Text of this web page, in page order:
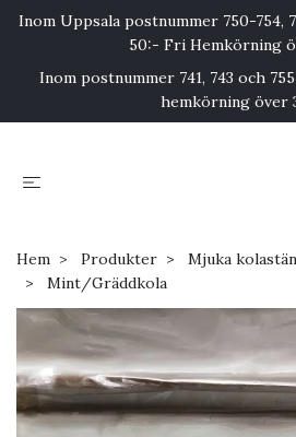
Inom Uppsala postnummer 750-754,
50:- Fri Hemkörning
Inom postnummer 741, 743 och
hemkörning över
Hem Produkter
Mjuka
Mint/Gräddkola